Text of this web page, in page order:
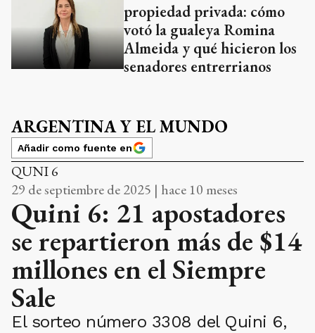
propiedad privada: cómo
votó la gualeya Romina
Almeida y qué hicieron los
senadores entrerrianos
ARGENTINA Y EL MUNDO
Añadir como fuente en
QUNI 6
29 de septiembre de 2025 | hace 10 meses
Quini 6: 21 apostadores
se repartieron más de $14
millones en el Siempre
Sale
El sorteo número 3308 del Quini 6,